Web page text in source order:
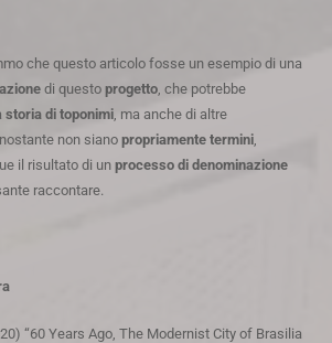
che questo articolo fosse un esempio di una
di questo progetto , che potrebbe
storia di toponimi , ma anche di altre
non siano propriamente termini
il risultato di unprocesso di denominazione
raccontare.
“60 Years Ago, The Modernist City of Brasilia